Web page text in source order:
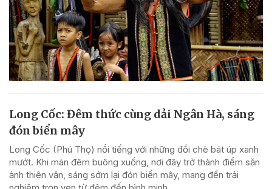
Long Cốc: Đêm thức cùng dải Ngân Hà, sáng
đón biển mây
Long Cốc (Phú Thọ) nổi tiếng với những đồi chè bát úp xanh
mướt. Khi màn đêm buông xuống, nơi đây trở thành điểm săn
ảnh thiên văn, sáng sớm lại đón biển mây, mang đến trải